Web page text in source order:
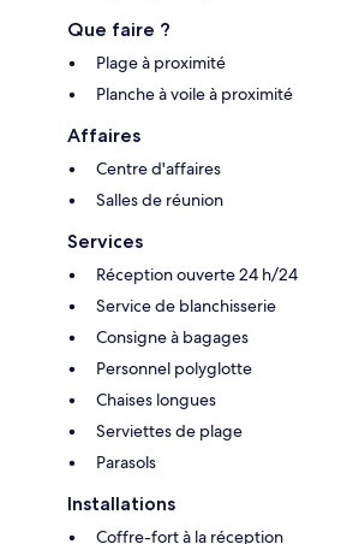
Que faire ?
Plage à proximité
Planche à voile à proximité
Affaires
Centre d'affaires
Salles de réunion
Services
Réception ouverte 24 h/24
Service de blanchisserie
Consigne à bagages
Personnel polyglotte
Chaises longues
Serviettes de plage
Parasols
Installations
Coffre-fort à la réception